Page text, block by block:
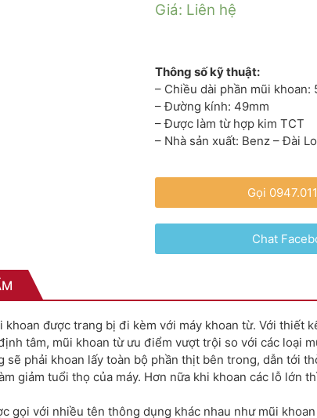
Giá: Liên hệ
Thông số kỹ thuật:
– Chiều dài phần mũi khoan:
– Đường kính: 49mm
– Được làm từ hợp kim TCT
– Nhà sản xuất: Benz – Đài
Gọi
Chat
khoan được trang bị đi kèm với máy khoan từ. Với thiết
tâm, mũi khoan từ ưu điểm vượt trội so với các loại
sẽ phải khoan lấy toàn bộ phần thịt bên trong, dẫn tới
giảm tuổi thọ của máy. Hơn nữa khi khoan các lỗ lớn
gọi với nhiều tên thông dụng khác nhau như mũi